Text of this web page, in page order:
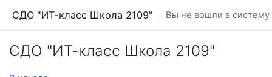
СДО "ИТ-класс Школа 2109" Вы не вошли в систему
СДО "ИТ-класс Школа 2109"